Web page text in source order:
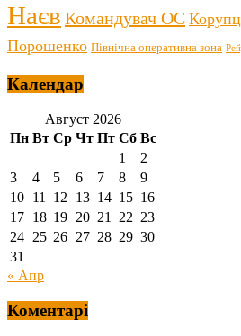
Наєв Командувач ОС
Порошенко Північна оперативна зона
Календар
Август 2026
Пн Вт Ср Чт Пт Сб Вс
1
2
3
4 5 6 7 8
9
10 11 12 13 14 15 16
17 18 19 20 21 22 23
24 25 26 27 28 29 30
31
« Апр
Коментарі